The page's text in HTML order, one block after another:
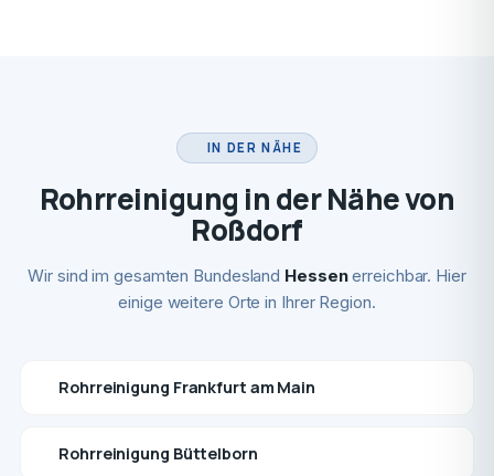
IN DER NÄHE
Rohrreinigung in der Nähe von
Roßdorf
Wir sind im gesamten Bundesland Hessenerreichbar. Hier
einige weitere Orte in Ihrer Region.
Rohrreinigung Frankfurt am Main
Rohrreinigung Büttelborn